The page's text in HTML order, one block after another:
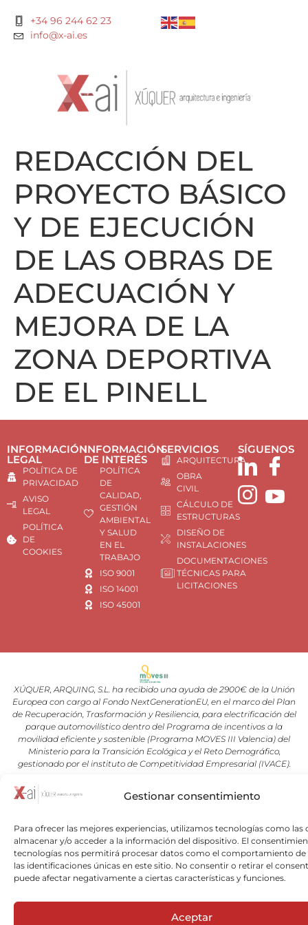
Gestionar consentimiento
Para ofrecer las mejores experiencias, utilizamos tecnologías como las
almacenar y/o acceder a la información del dispositivo. El
tecnologías nos permitirá procesar datos como el comportamiento de
las identificaciones únicas en este sitio. No consentir o retirar el
puede afectar negativamente a ciertas características y funciones.
Aceptar
+34 96 244 62 23
info@x-ai.es
REDACCIÓN DEL
PROYECTO BÁSICO
Y DE EJECUCIÓN
DE LAS OBRAS DE
ADECUACIÓN Y
MEJORA DE LA
ZONA DEPORTIVA
DE EL PINELL
INFORMACIÓN
LEGAL
POLÍTICA DE
PRIVACIDAD
AVISO
LEGAL
POLÍTICA
DE
COOKIES
INFORMACIÓN
DE INTERÉS
POLÍTICA
DE
CALIDAD,
GESTIÓN
AMBIENTAL
Y SALUD
EN EL
TRABAJO
ISO 9001
ISO 14001
ISO 45001
SERVICIOS
ARQUITECTURA
OBRA
CIVIL
CÁLCULO DE
ESTRUCTURAS
DISEÑO DE
INSTALACIONES
DOCUMENTACIONES
TÉCNICAS PARA
LICITACIONES
SÍGUENOS
XÚQUER, ARQUING, S.L. ha recibido una ayuda de 2900€ de la Unión
Europea con cargo al Fondo NextGenerationEU, en el marco del Plan
de Recuperación, Trasformación y Resiliencia, para electrificación del
parque automovilístico dentro del Programa de incentivos a la
movilidad eficiente y sostenible (Programa MOVES III Valencia) del
Ministerio para la Transición Ecológica y el Reto Demográfico,
gestionado por el instituto de Competitividad Empresarial (IVACE).
Copyright © 2026 Xuquer-Arqing |Todos los derechos reservados a